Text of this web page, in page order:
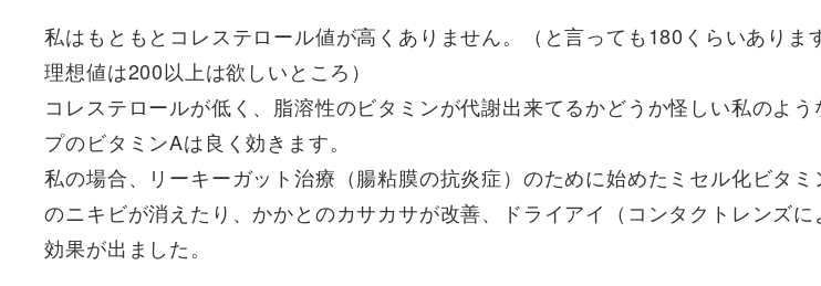
私はもともとコレステロール値が高くありません。（と言っても180くらいありま
理想値は200以上は欲しいところ）
コレステロールが低く、脂溶性のビタミンが代謝出来てるかどうか怪しい私のよ
プのビタミンAは良く効きます。
私の場合、リーキーガット治療（腸粘膜の抗炎症）のために始めたミセル化ビタ
のニキビが消えたり、かかとのカサカサが改善、ドライアイ（コンタクトレンズ
効果が出ました。